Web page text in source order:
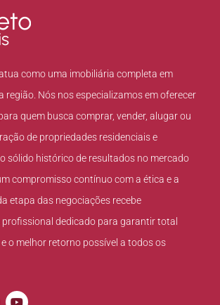
como uma imobiliária completa em
região. Nós nos especializamos em oferecer
quem busca comprar, vender, alugar ou
de propriedades residenciais e
sólido histórico de resultados no mercado
compromisso contínuo com a ética e a
etapa das negociações recebe
dedicado para garantir total
o melhor retorno possível a todos os